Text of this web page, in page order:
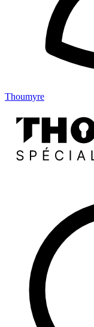
Thoumyre